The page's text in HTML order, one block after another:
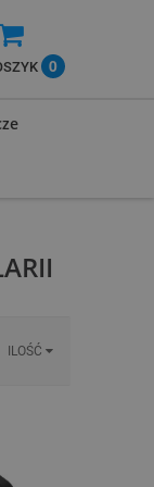
0
ILOŚĆ